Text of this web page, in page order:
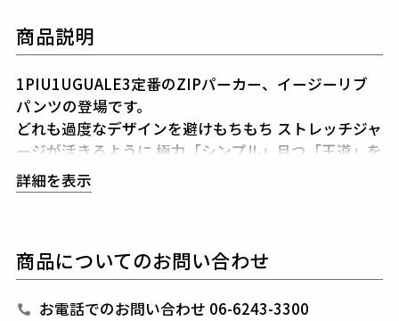
商品説明
1PIU1UGUALE3定番のZIPパーカー、イージーリブ
パンツの登場です。
どれも過度なデザインを避けもちもち ストレッチジャ
ージが活きるように 極力「シンプル」且つ「王道」を
心掛け製作しました。
ではありませんが、
輝きを放つファスナーである「SUPER RACCAGNI」
を採用しています。パンツは定番のイージーリブにセ
ンタークリースを追加しアップデート、膝から足首に
詳細を表示
商品についてのお問い合わせ
お電話でのお問い合わせ 06-6243-3300